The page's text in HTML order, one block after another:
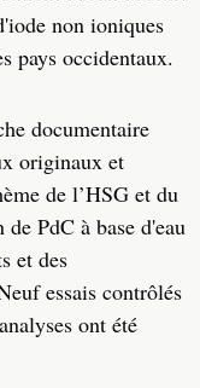
non ioniques
pays occidentaux.
documentaire
originaux et
de l’HSG et du
PdC à base d'eau
et des
essais contrôlés
ont été